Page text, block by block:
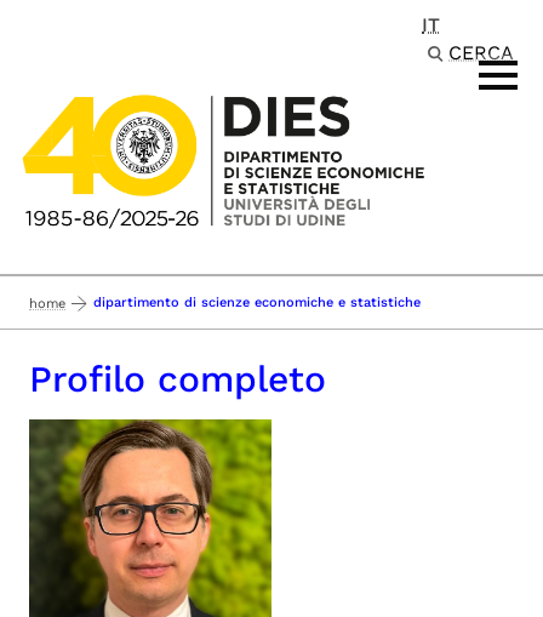
IT
CERCA
home dipartimento di scienze economiche e statistiche
Profilo completo